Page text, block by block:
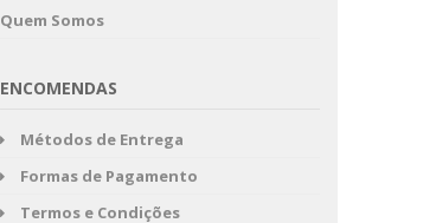
Quem Somos
ENCOMENDAS
Métodos de Entrega
Formas de Pagamento
Termos e Condições